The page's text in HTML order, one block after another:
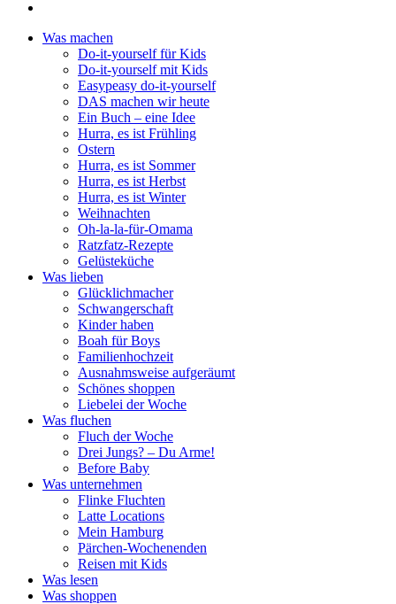
Was machen
Do-it-yourself für Kids
Do-it-yourself mit Kids
Easypeasy do-it-yourself
DAS machen wir heute
Ein Buch – eine Idee
Hurra, es ist Frühling
Ostern
Hurra, es ist Sommer
Hurra, es ist Herbst
Hurra, es ist Winter
Weihnachten
Oh-la-la-für-Omama
Ratzfatz-Rezepte
Gelüsteküche
Was lieben
Glücklichmacher
Schwangerschaft
Kinder haben
Boah für Boys
Familienhochzeit
Ausnahmsweise aufgeräumt
Schönes shoppen
Liebelei der Woche
Was fluchen
Fluch der Woche
Drei Jungs? – Du Arme!
Before Baby
Was unternehmen
Flinke Fluchten
Latte Locations
Mein Hamburg
Pärchen-Wochenenden
Reisen mit Kids
Was lesen
Was shoppen